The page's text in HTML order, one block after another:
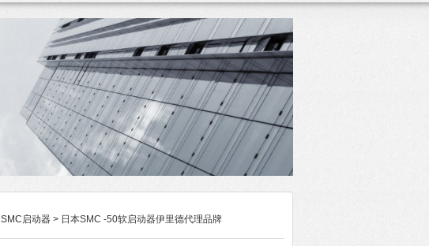
SMC启动器 > 日本SMC -50软启动器伊里德代理品牌